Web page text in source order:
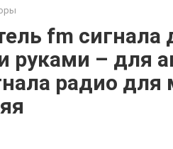
fm
руками – для
радио